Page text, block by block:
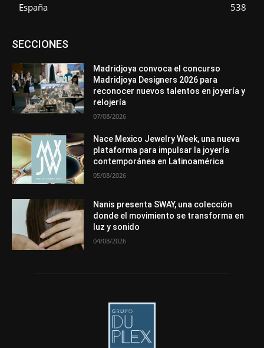
España
538
SECCIONESAsociaciones
Entrevistas
Mundo Técnico
Novedades Opiniones
Perspectiva
Premios
Secciones Sin categoría
Más
Madridjoya convoca el concurso
Madridjoya Designers 2026 para
reconocer nuevos talentos en joyería y
relojería
07/08/2026
Nace Mexico Jewelry Week, una nueva
plataforma para impulsar la joyería
contemporánea en Latinoamérica
05/08/2026
Nanis presenta SWAY, una colección
donde el movimiento se transforma en
luz y sonido
04/08/2026